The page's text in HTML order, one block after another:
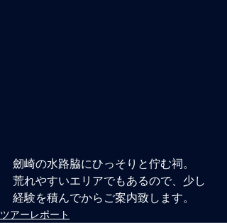
劒崎の水路脇にひっそりと佇む祠。
荒れやすいエリアでもあるので、少し
経験を積んでからご案内致します。
ツアーレポート